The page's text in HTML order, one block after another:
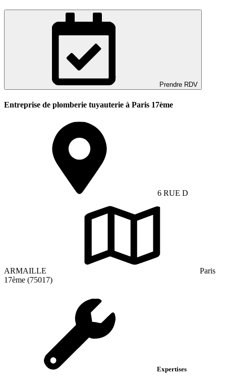
Prendre RDV
Entreprise de plomberie tuyauterie à Paris 17ème
6 RUE D
ARMAILLE
Paris
17ème (75017)
Expertises